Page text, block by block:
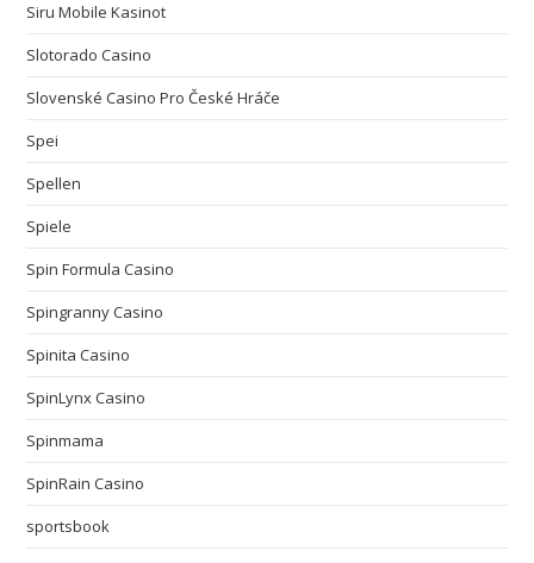
Siru Mobile Kasinot
Slotorado Casino
Slovenské Casino Pro České Hráče
Spei
Spellen
Spiele
Spin Formula Casino
Spingranny Casino
Spinita Casino
SpinLynx Casino
Spinmama
SpinRain Casino
sportsbook